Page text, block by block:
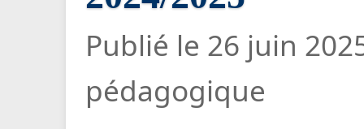
Publié le 26 juin
pédagogique